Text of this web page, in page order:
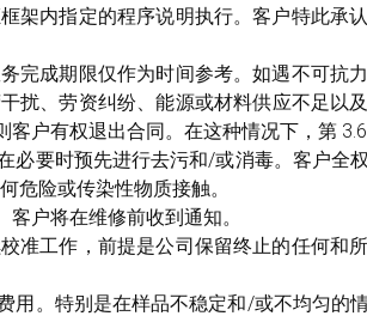
架内指定的程序说明执行。客户特此承
完成期限仅作为时间参考。如遇不可抗
扰、劳资纠纷、能源或材料供应不足以
户有权退出合同。在这种情况下，第 3.6
必要时预先进行去污和/或消毒。客户全
危险或传染性物质接触。
户将在维修前收到通知。
准工作，前提是公司保留终止的任何和
用。特别是在样品不稳定和/或不均匀的